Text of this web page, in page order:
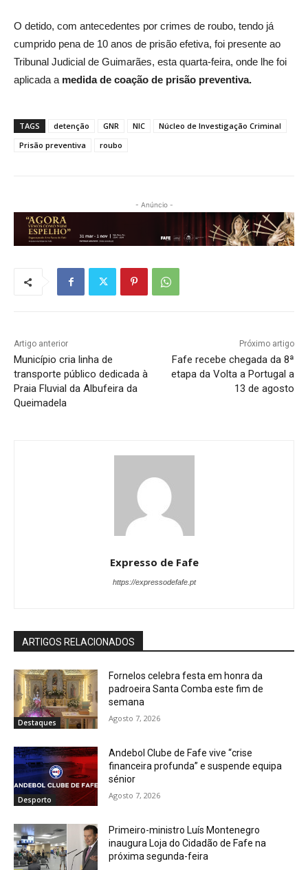
O detido, com antecedentes por crimes de roubo, tendo já
cumprido pena de 10 anos de prisão efetiva, foi presente ao
Tribunal Judicial de Guimarães, esta quarta-feira, onde lhe foi
aplicada a medida de coação de prisão preventiva.
TAGS detenção GNR NIC
Núcleo de Investigação Criminal
Prisão preventiva
roubo
- Anúncio -
Artigo anterior
Município cria linha de
transporte público dedicada à
Praia Fluvial da Albufeira da
Queimadela
Próximo artigo
Fafe recebe chegada da 8ª
etapa da Volta a Portugal a
13 de agosto
Expresso de Fafe
https://expressodefafe.pt
ARTIGOS RELACIONADOS
Destaques
Fornelos celebra festa em honra da
padroeira Santa Comba este fim de
semana
Agosto 7, 2026
Desporto
Andebol Clube de Fafe vive “crise
financeira profunda” e suspende equipa
sénior
Agosto 7, 2026
Primeiro-ministro Luís Montenegro
inaugura Loja do Cidadão de Fafe na
próxima segunda-feira